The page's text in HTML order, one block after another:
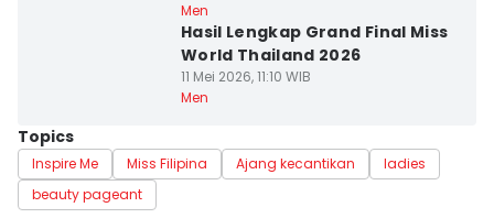
Men
Hasil Lengkap Grand Final Miss
World Thailand 2026
11 Mei 2026, 11:10 WIB
Men
Topics
Inspire Me Miss Filipina Ajang kecantikan
ladies
beauty pageant